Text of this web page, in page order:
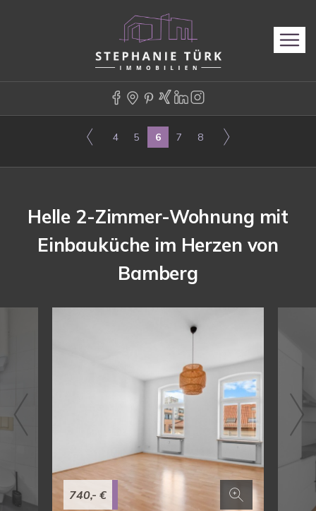
4 5 6 7 8
Helle 2-Zimmer-Wohnung mit
Einbauküche im Herzen von
Bamberg
740,- €